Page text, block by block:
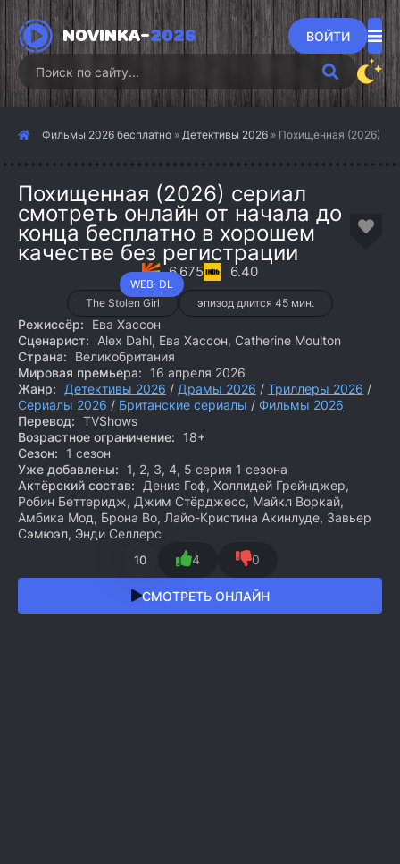
NOVINKA-2026 ВОЙТИ
Фильмы 2026 бесплатно » Детективы 2026 » Похищенная (2026)
Похищенная (2026) сериал
смотреть онлайн от начала до
конца бесплатно в хорошем
качестве без регистрации
WEB-DL
6.675 6.40
The Stolen Girl эпизод длится 45 мин.
Режиссёр:
Ева Хассон
Сценарист:
Alex Dahl, Ева Хассон, Catherine Moulton
Страна:
Великобритания
Мировая премьера:
16 апреля 2026
Жанр:
Детективы 2026 / Драмы 2026 / Триллеры 2026 /
Сериалы 2026 / Британские сериалы / Фильмы 2026
Перевод: TVShows
Возрастное ограничение:
18+
Сезон:
1 сезон
Уже добавлены:
1, 2, 3, 4, 5 серия 1 сезона
Актёрский состав:
Дениз Гоф, Холлидей Грейнджер,
Робин Беттеридж, Джим Стёрджесс, Майкл Воркай,
Амбика Мод, Брона Во, Лайо-Кристина Акинлуде, Завьер
Сэмюэл, Энди Селлерс
10 4 0
СМОТРЕТЬ ОНЛАЙН